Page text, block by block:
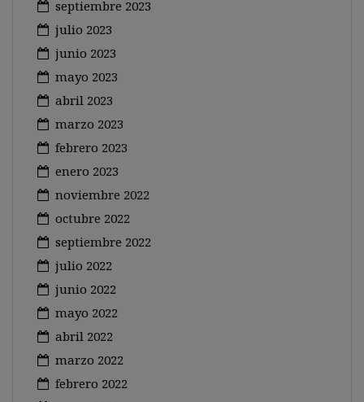
septiembre 2023
julio 2023
junio 2023
mayo 2023
abril 2023
marzo 2023
febrero 2023
enero 2023
noviembre 2022
octubre 2022
septiembre 2022
julio 2022
junio 2022
mayo 2022
abril 2022
marzo 2022
febrero 2022